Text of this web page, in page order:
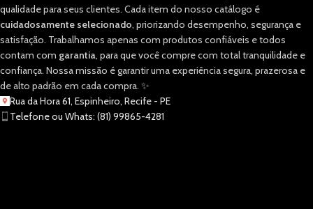
qualidade para seus clientes. Cada item do nosso catálogo é
cuidadosamente selecionado, priorizando desempenho, segurança e
satisfação. Trabalhamos apenas com produtos confiáveis e todos
contam com garantia, para que você compre com total tranquilidade e
confiança. Nossa missão é garantir uma experiência segura, prazerosa e
de alto padrão em cada compra. ✨
Rua da Hora 61, Espinheiro, Recife - PE
Telefone ou Whats: (81) 99865-4281